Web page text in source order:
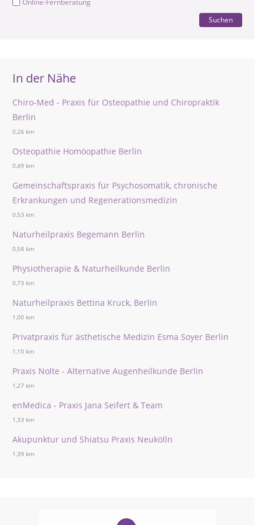
Online-Fernberatung
Suchen
In der Nähe
Chiro-Med - Praxis für Osteopathie und Chiropraktik
Berlin
0,26 km
Osteopathie Homöopathie Berlin
0,49 km
Gemeinschaftspraxis für Psychosomatik, chronische
Erkrankungen und Regenerationsmedizin
0,53 km
Naturheilpraxis Begemann Berlin
0,58 km
Physiotherapie & Naturheilkunde Berlin
0,73 km
Naturheilpraxis Bettina Kruck, Berlin
1,00 km
Privatpraxis für ästhetische Medizin Esma Soyer Berlin
1,10 km
Praxis Nolte - Alternative Augenheilkunde Berlin
1,27 km
enMedica - Praxis Jana Seifert & Team
1,33 km
Akupunktur und Shiatsu Praxis Neukölln
1,39 km